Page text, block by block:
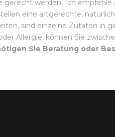
gerecht werden. Ich
eine artgerechte,
sind einzelne Zutaten in
Allergie, können Sie
Sie Beratung oder